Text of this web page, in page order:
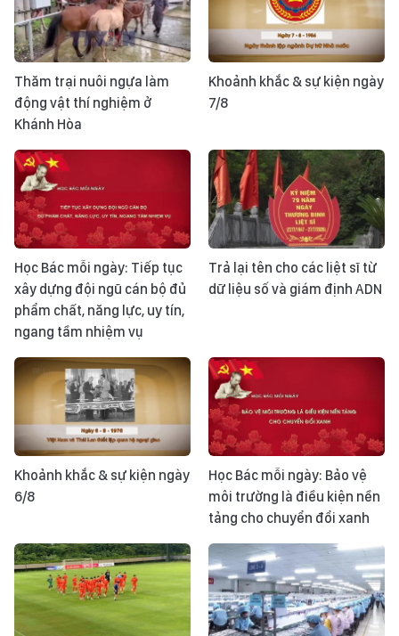
Thăm trại nuôi ngựa làm
động vật thí nghiệm ở
Khánh Hòa
Khoảnh khắc & sự kiện ngày
7/8
Học Bác mỗi ngày: Tiếp tục
xây dựng đội ngũ cán bộ đủ
phẩm chất, năng lực, uy tín,
ngang tầm nhiệm vụ
Trả lại tên cho các liệt sĩ từ
dữ liệu số và giám định ADN
Khoảnh khắc & sự kiện ngày
6/8
Học Bác mỗi ngày: Bảo vệ
môi trường là điều kiện nền
tảng cho chuyển đổi xanh